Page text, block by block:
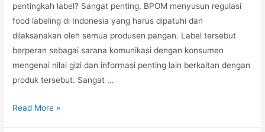
pentingkah label? Sangat penting. BPOM menyusun regulasi
food labeling di Indonesia yang harus dipatuhi dan
dilaksanakan oleh semua produsen pangan. Label tersebut
berperan sebagai sarana komunikasi dengan konsumen
mengenai nilai gizi dan informasi penting lain berkaitan dengan
produk tersebut. Sangat …
Read More »